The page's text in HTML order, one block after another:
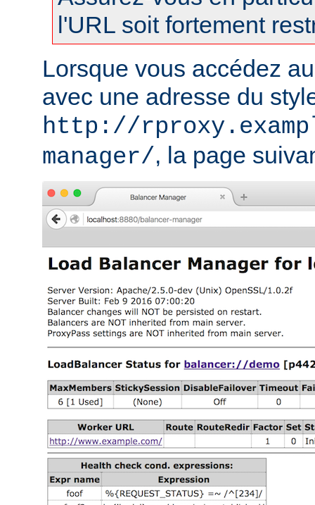
l'URL soit fortement
Lorsque vous accédez
avec une adresse du
http://
manager/, la page